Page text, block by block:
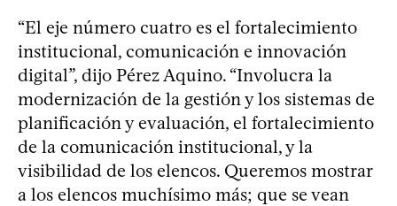
“El eje número cuatro es el fortalecimiento
institucional, comunicación e innovación
digital”, dijo Pérez Aquino. “Involucra la
modernización de la gestión y los sistemas de
planificación y evaluación, el fortalecimiento
de la comunicación institucional, y la
visibilidad de los elencos. Queremos mostrar
a los elencos muchísimo más; que se vean